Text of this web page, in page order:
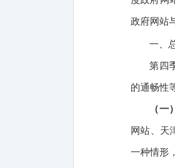
政府网站
一、
第四
的通畅性
（一
网站、天
一种情形